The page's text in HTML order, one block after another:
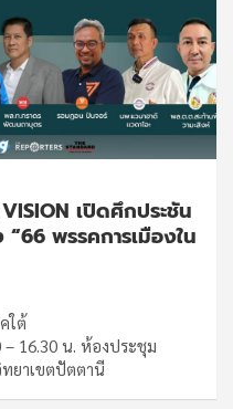
VISION เปิดศึกประชัน
พรรคการเมืองใน
ใต้
– 16.30 น. ห้องประชุม
ยาเขตปัตตานี